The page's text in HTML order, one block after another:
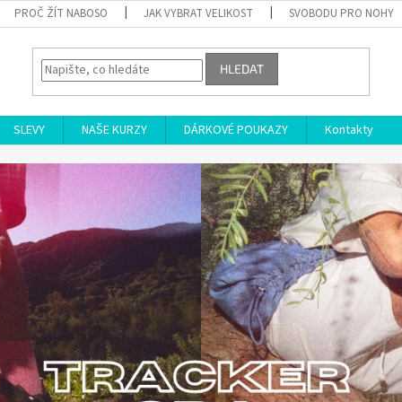
PROČ ŽÍT NABOSO JAK VYBRAT VELIKOST SVOBODU PRO NOHY
HLEDAT
SLEVY NAŠE KURZY DÁRKOVÉ POUKAZY Kontakty